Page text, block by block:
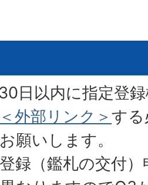
日以内に指定登
外部リンク＞ す
願いします。
録（鑑札の交付